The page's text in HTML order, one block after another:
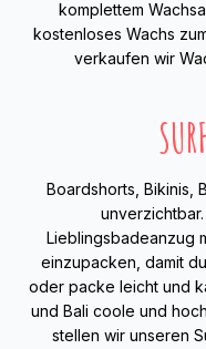
komplettem
kostenloses Wachs
verkaufen wir
Boardshorts, Bikinis,
Lieblingsbadeanzug
einzupacken, damit
oder packe leicht und
und Bali coole und
stellen wir unseren